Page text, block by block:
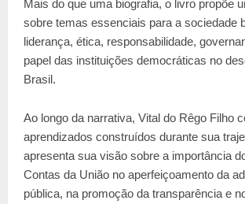
Mais do que uma biografia, o livro propõe
sobre temas essenciais para a sociedade
liderança, ética, responsabilidade,
papel das instituições democráticas no
Brasil.
Ao longo da narrativa, Vital do Rêgo Filho
aprendizados construídos durante sua
apresenta sua visão sobre a importância
Contas da União no aperfeiçoamento da
pública, na promoção da transparência e